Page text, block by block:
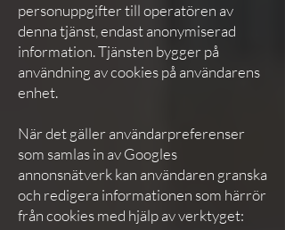
personuppgifter till operatören av
denna tjänst, endast anonymiserad
information. Tjänsten bygger på
användning av cookies på användarens
enhet.
När det gäller användarpreferenser
som samlas in av Googles
annonsnätverk kan användaren granska
och redigera informationen som härrör
från cookies med hjälp av verktyget: